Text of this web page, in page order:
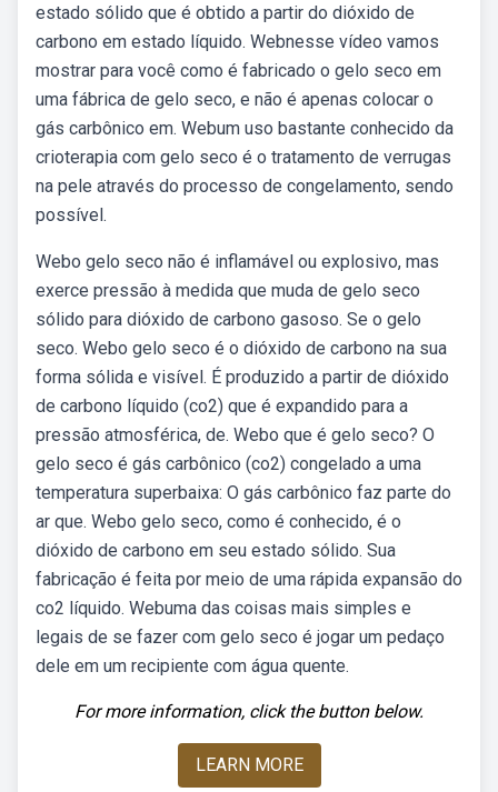
estado sólido que é obtido a partir do dióxido de
carbono em estado líquido. Webnesse vídeo vamos
mostrar para você como é fabricado o gelo seco em
uma fábrica de gelo seco, e não é apenas colocar o
gás carbônico em. Webum uso bastante conhecido da
crioterapia com gelo seco é o tratamento de verrugas
na pele através do processo de congelamento, sendo
possível.
Webo gelo seco não é inflamável ou explosivo, mas
exerce pressão à medida que muda de gelo seco
sólido para dióxido de carbono gasoso. Se o gelo
seco. Webo gelo seco é o dióxido de carbono na sua
forma sólida e visível. É produzido a partir de dióxido
de carbono líquido (co2) que é expandido para a
pressão atmosférica, de. Webo que é gelo seco? O
gelo seco é gás carbônico (co2) congelado a uma
temperatura superbaixa: O gás carbônico faz parte do
ar que. Webo gelo seco, como é conhecido, é o
dióxido de carbono em seu estado sólido. Sua
fabricação é feita por meio de uma rápida expansão do
co2 líquido. Webuma das coisas mais simples e
legais de se fazer com gelo seco é jogar um pedaço
dele em um recipiente com água quente.
For more information, click the button below.
LEARN MORE